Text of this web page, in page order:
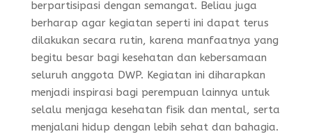
berpartisipasi dengan semangat. Beliau juga
berharap agar kegiatan seperti ini dapat terus
dilakukan secara rutin, karena manfaatnya yang
begitu besar bagi kesehatan dan kebersamaan
seluruh anggota DWP. Kegiatan ini diharapkan
menjadi inspirasi bagi perempuan lainnya untuk
selalu menjaga kesehatan fisik dan mental, serta
menjalani hidup dengan lebih sehat dan bahagia.